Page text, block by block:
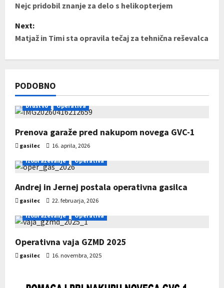
o
s
a
v
i
g
t
i
o
n
Nejc pridobil znanje za delo s helikopterjem
Next:
Matjaž in Timi sta opravila tečaj za tehnična reševalca
PODOBNO
Društvo Operativa
Prenova garaže pred nakupom novega GVC-1
gasilec
16. aprila, 2026
Izobraževanje
Operativa
Andrej in Jernej postala operativna gasilca
gasilec
22. februarja, 2026
Izobraževanje
Operativa
Operativna vaja GZMD 2025
gasilec 16. novembra, 2025